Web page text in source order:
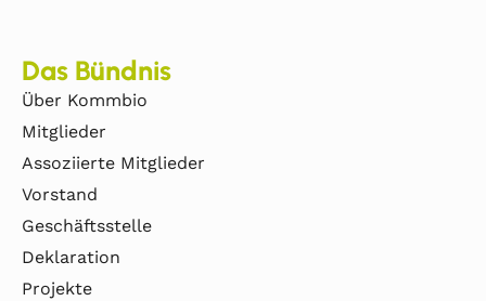
Das Bündnis
Über Kommbio
Mitglieder
Assoziierte Mitglieder
Vorstand
Geschäftsstelle
Deklaration
Projekte